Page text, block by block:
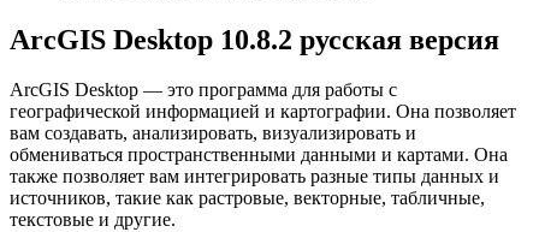
ArcGIS Desktop 10.8.2 русская версия
ArcGIS Desktop — это программа для работы с
географической информацией и картографии. Она позволяет
вам создавать, анализировать, визуализировать и
обмениваться пространственными данными и картами. Она
также позволяет вам интегрировать разные типы данных и
источников, такие как растровые, векторные, табличные,
текстовые и другие.